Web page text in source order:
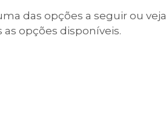
das opções a seguir ou veja
as opções disponíveis.